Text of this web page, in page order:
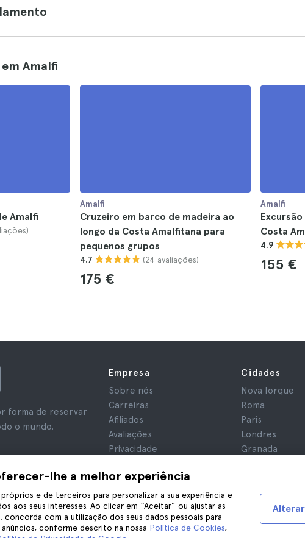
Amalfi
Amalfi
Amalfi
Cruzeiro em barco de madeira ao
longo da Costa Amalfitana para
pequenos grupos
4.7 (24 avaliações)
175 €
Amalfi
Costa
4.9
155 €
lhe a melhor experiência
e de terceiros para personalizar a sua experiência e
aos seus interesses. Ao clicar em “Aceitar” ou ajustar as
concorda com a utilização dos seus dados pessoais para
conforme descrito na nossa Política de Cookies,
forma de reservar
o mundo.
Empresa
Sobre nós
Carreiras
Afiliados
Avaliações
Privacidade
Aviso Legal
Cookies
Cidades
Nova Iorque
Roma
Paris
Londres
Granada